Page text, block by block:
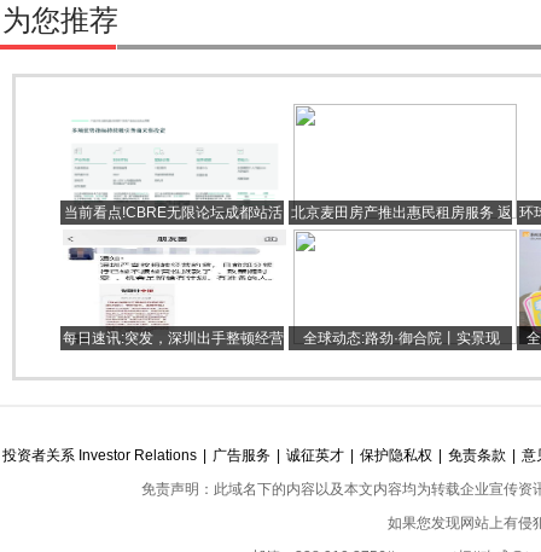
为您推荐
当前看点!CBRE无限论坛成都站活
动成功举办
北京麦田房产推出惠民租房服务 返
工租房自住者可享95折优惠
环
额
每日速讯:突发，深圳出手整顿经营
全球动态:路劲·御合院丨实景现
投资者关系 Investor Relations 广告服务 诚征英才 保护隐私权 免责条款
意
免责声明：此域名下的内容以及本文内容均为转载企业宣传
如果您发现网站上有侵